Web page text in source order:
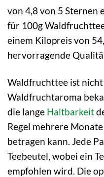
von 4,8 von 5 Sternen
für 100g
einem Kilopreis von
hervorragende
Waldfruchttee ist
Waldfruchtaroma
die lange Haltbarkeit
Regel mehrere
betragen kann. Jede
Teebeutel, wobei ein
empfohlen wird. Die